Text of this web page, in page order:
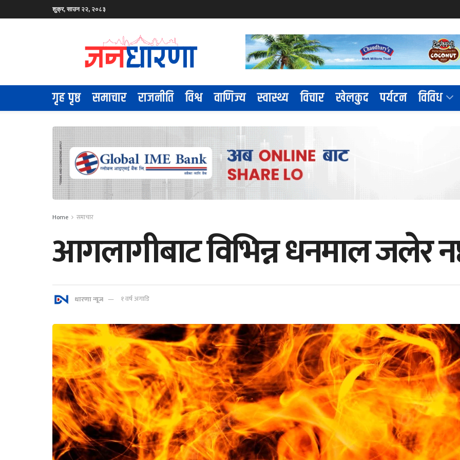
शुक्र, साउन २२, २०८३
गृह पृष्ठ समाचार राजनीति विश्व वाणिज्य स्वास्थ्य विचार खेलकुद पर्यटन विविध
Home समाचार
आगलागीबाट विभिन्न धनमाल जलेर
धारणा न्यूज १ वर्ष अगाडि